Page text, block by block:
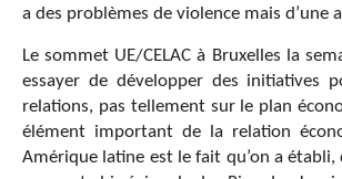
a des problèmes de violence mais d’une
Le sommet UE/CELAC à Bruxelles la
essayer de développer des initiatives
relations, pas tellement sur le plan
élément important de la relation
Amérique latine est le fait qu’on a